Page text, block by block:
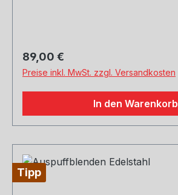
Regulärer Preis:
89,00 €
Preise inkl. MwSt. zzgl. Versandkosten
In den Warenkorb
Tipp